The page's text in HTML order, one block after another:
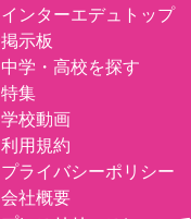
インターエデュトップ
掲示板
中学・高校を探す
特集
学校動画
利用規約
プライバシーポリシー
会社概要